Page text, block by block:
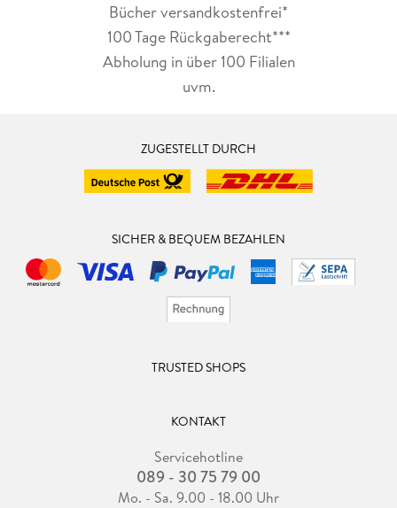
Bücher versandkostenfrei*
100 Tage Rückgaberecht***
Abholung in über 100 Filialen
uvm.
ZUGESTELLT DURCH
SICHER & BEQUEM BEZAHLEN
TRUSTED SHOPS
KONTAKT
Servicehotline
089 - 30 75 79 00
Mo. - Sa. 9.00 - 18.00 Uhr